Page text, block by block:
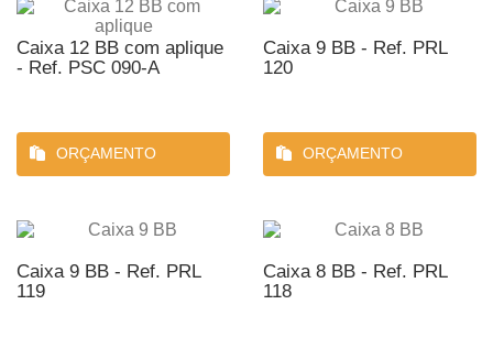
Caixa 12 BB com aplique
- Ref. PSC 090-A
ORÇAMENTO
Caixa 9 BB - Ref. PRL
120
ORÇAMENTO
Caixa 9 BB - Ref. PRL
119
Caixa 8 BB - Ref. PRL
118